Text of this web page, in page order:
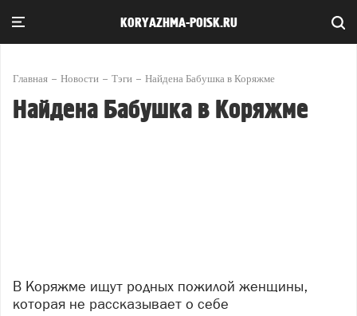
KORYAZHMA-POISK.RU
Главная Новости Тэги Найдена Бабушка в Коряжме
Найдена Бабушка в Коряжме
В Коряжме ищут родных пожилой женщины,
которая не рассказывает о себе